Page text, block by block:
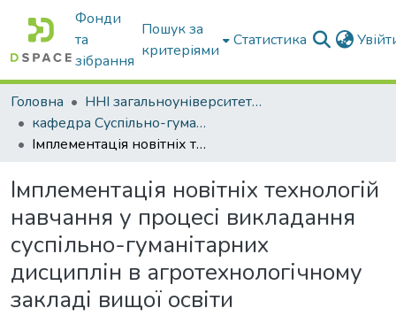
Фонди
та
зібрання
Пошук за
критеріями
Статистика
Головна
ННІ загальноуніверситетської підготовки
кафедра Суспільно-гуманітарні науки
Імплементація новітніх технологій навчання у процесі викладання суспільно-гуманітарних дисциплін в агротехнологічному закладі вищої освіти
Імплементація новітніх технологій
навчання у процесі викладання
суспільно-гуманітарних
дисциплін в агротехнологічному
закладі вищої освіти